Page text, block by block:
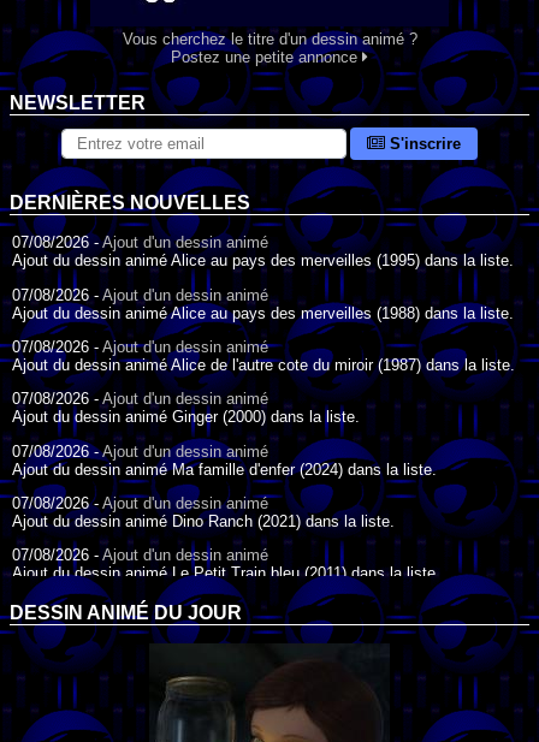
Vous cherchez le titre d'un dessin animé ?
Postez une petite annonce
NEWSLETTER
S'inscrire
DERNIÈRES NOUVELLES
07/08/2026 -Ajout d'un dessin animé
Ajout du dessin animé Alice au pays des merveilles (1995) dans la liste.
07/08/2026 - Ajout d'un dessin animé
Ajout du dessin animé Alice au pays des merveilles (1988) dans la liste.
07/08/2026 - Ajout d'un dessin animé
Ajout du dessin animé Alice de l'autre cote du miroir (1987) dans la liste.
07/08/2026 -Ajout d'un dessin animé
Ajout du dessin animé Ginger (2000) dans la liste.
07/08/2026 -Ajout d'un dessin animé
Ajout du dessin animé Ma famille d'enfer (2024) dans la liste.
07/08/2026 - Ajout d'un dessin animé
Ajout du dessin animé Dino Ranch (2021) dans la liste.
07/08/2026 - Ajout d'un dessin animé
Ajout du dessin animé Le Petit Train bleu (2011) dans la liste.
07/08/2026 - Ajout d'un dessin animé
Ajout du dessin animé Agent Spécial Oso (2009) dans la liste.
17/07/2026 -Ajout d'un dessin animé
Ajout du dessin animé Peter Pan (1988) dans la liste.
17/07/2026 -Ajout d'un dessin animé
Ajout du dessin animé Le Bossu de Notre-Dame (1996) dans la liste.
DESSIN ANIMÉ DU JOUR